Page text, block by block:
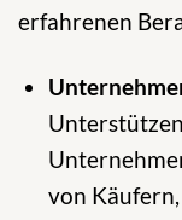
erfahrenen
von